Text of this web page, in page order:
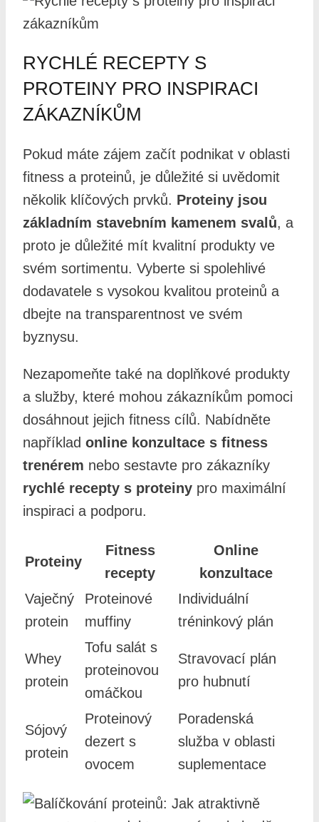
RYCHLÉ RECEPTY S
PROTEINY PRO INSPIRACI
ZÁKAZNÍKŮM
Pokud máte zájem začít podnikat v oblasti
fitness a proteinů, je důležité si uvědomit
několik klíčových prvků. Proteiny jsou
základním stavebním kamenem svalů, a
proto je důležité mít kvalitní produkty ve
svém sortimentu. Vyberte si spolehlivé
dodavatele s vysokou kvalitou proteinů a
dbejte na transparentnost ve svém
byznysu.
Nezapomeňte také na doplňkové produkty
a služby, které mohou zákazníkům pomoci
dosáhnout jejich fitness cílů. Nabídněte
například online konzultace s fitness
trenérem nebo sestavte pro zákazníky
rychlé recepty s proteiny pro maximální
inspiraci a podporu.
Proteiny
Fitness
recepty
Online
konzultace
Vaječný
protein
Proteinové
muffiny
Individuální
tréninkový plán
Whey
protein
Tofu salát s
proteinovou
omáčkou
Stravovací plán
pro hubnutí
Sójový
protein
Proteinový
dezert s
ovocem
Poradenská
služba v oblasti
suplementace